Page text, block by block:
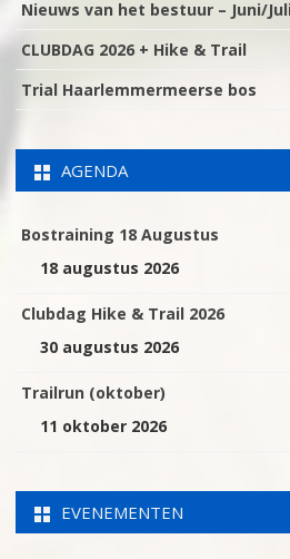
Nieuws van het bestuur – Juni/
CLUBDAG 2026 + Hike & Trail
Trial Haarlemmermeerse bos
AGENDA
Bostraining 18 Augustus
18 augustus 2026
Clubdag Hike & Trail 2026
30 augustus 2026
Trailrun (oktober)
11 oktober 2026
EVENEMENTEN